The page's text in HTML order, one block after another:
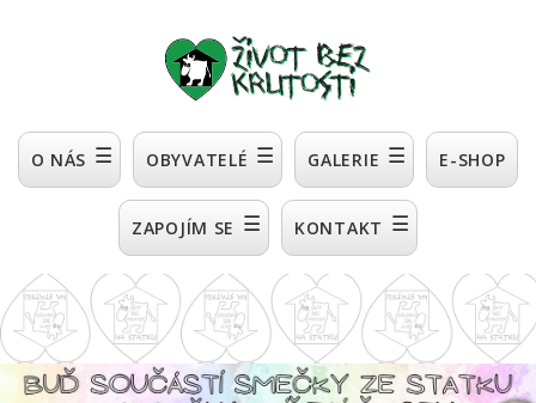
O NÁS ☰ OBYVATELÉ ☰ GALERIE ☰ E-SHOP
ZAPOJÍM SE ☰ KONTAKT ☰